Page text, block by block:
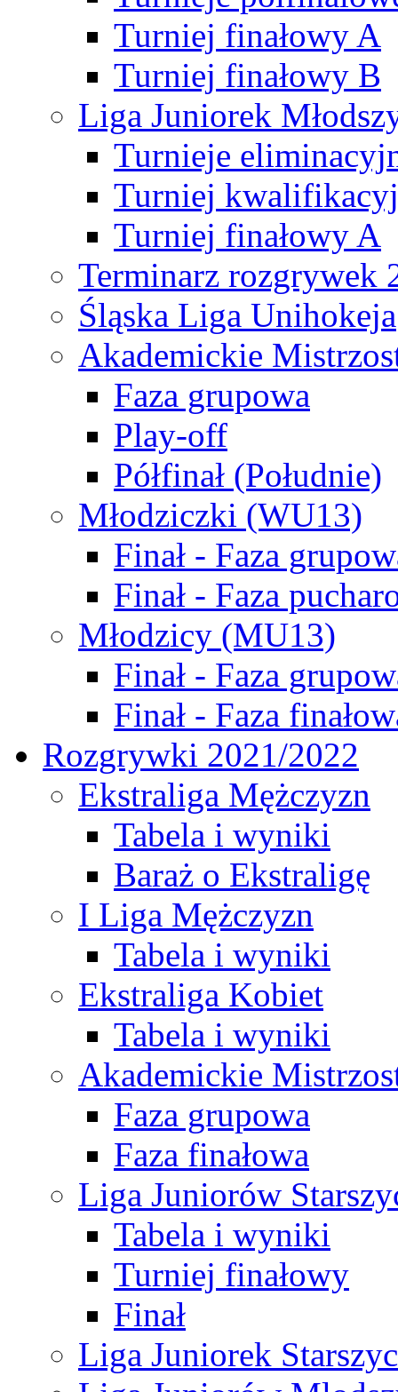
Turniej finałowy A
Turniej finałowy B
Liga Juniorek
Turnieje
Turniej
Turniej finałowy A
Terminarz rozgrywek
Śląska Liga Unihokeja
Akademickie
Faza grupowa
Play-off
Półfinał (Południe)
Młodziczki (WU13)
Finał - Faza
Finał - Faza
Młodzicy (MU13)
Finał - Faza
Finał - Faza
Rozgrywki 2021/2022
Ekstraliga Mężczyzn
Tabela i wyniki
Baraż o Ekstraligę
I Liga Mężczyzn
Tabela i wyniki
Ekstraliga Kobiet
Tabela i wyniki
Akademickie
Faza grupowa
Faza finałowa
Liga Juniorów
Tabela i wyniki
Turniej finałowy
Finał
Liga Juniorek